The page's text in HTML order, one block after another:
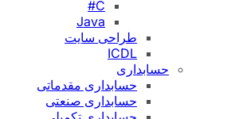
C#
Java
طراحی سایت
ICDL
حسابداری
حسابداری مقدماتی
حسابداری صنعتی